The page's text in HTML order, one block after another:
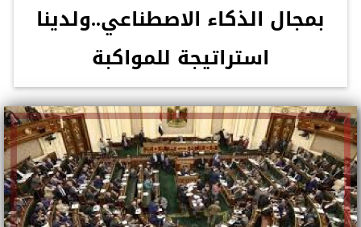
بمجال الذكاء الاصطناعي..ولدينا
استراتيجة للمواكبة